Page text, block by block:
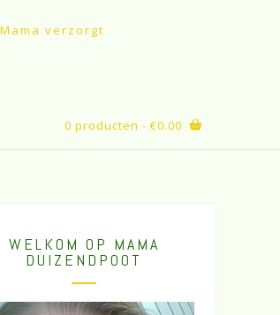
Mama verzorgt
0 producten - €0.00
WELKOM OP MAMA
DUIZENDPOOT